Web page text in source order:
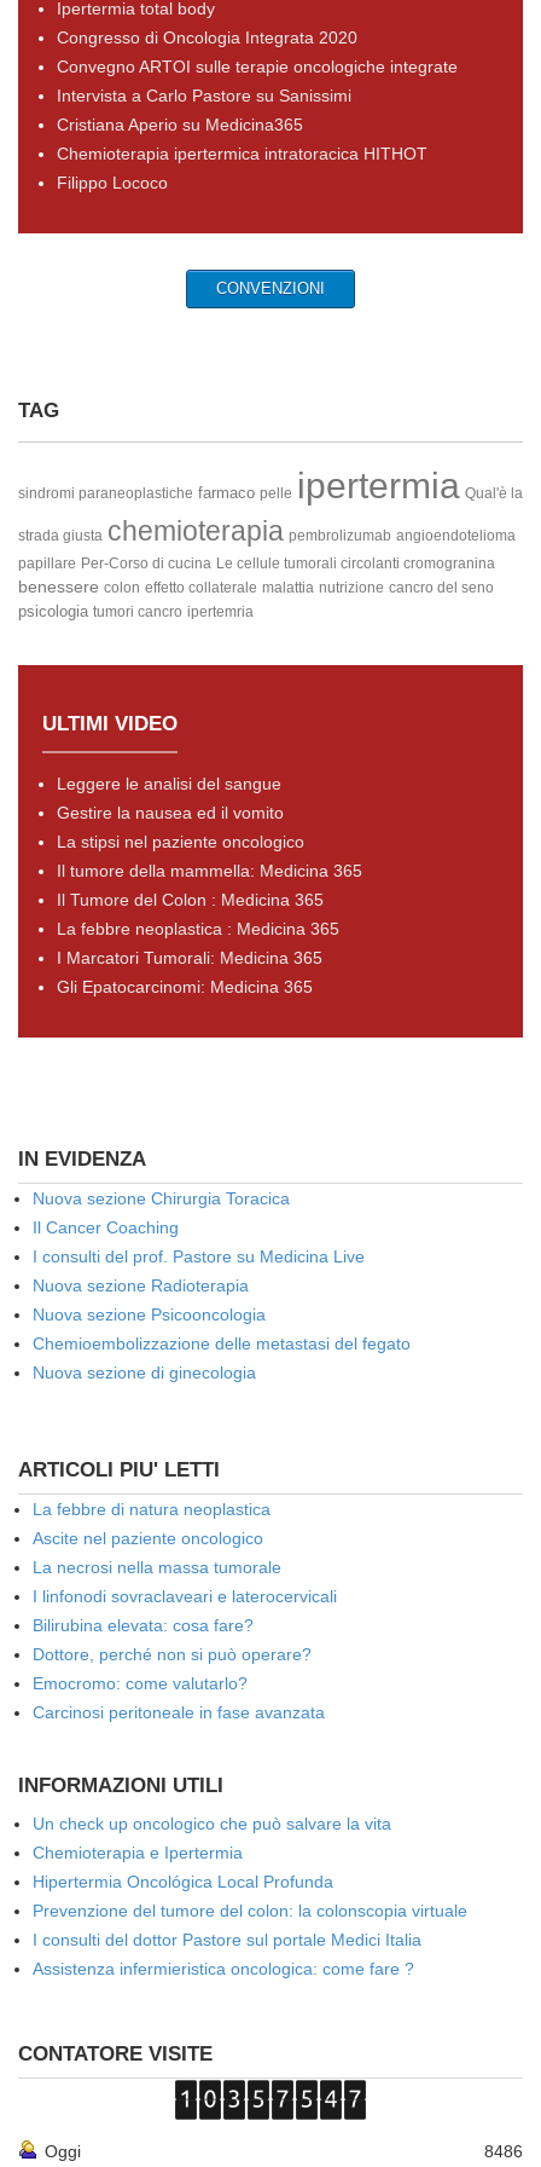
Ipertermia total body
Congresso di Oncologia Integrata 2020
Convegno ARTOI sulle terapie oncologiche integrate
Intervista a Carlo Pastore su Sanissimi
Cristiana Aperio su Medicina365
Chemioterapia ipertermica intratoracica HITHOT
Filippo Lococo
CONVENZIONI
TAG
sindromi paraneoplastiche farmaco pelle ipertermia Qual'è la
strada giusta chemioterapia pembrolizumab angioendotelioma
papillare Per-Corso di cucina Le cellule tumorali circolanti cromogranina
benessere colon effetto collaterale malattia nutrizione cancro del seno
psicologia tumori cancro ipertemria
ULTIMI VIDEO
Leggere le analisi del sangue
Gestire la nausea ed il vomito
La stipsi nel paziente oncologico
Il tumore della mammella: Medicina 365
Il Tumore del Colon : Medicina 365
La febbre neoplastica : Medicina 365
I Marcatori Tumorali: Medicina 365
Gli Epatocarcinomi: Medicina 365
IN EVIDENZA
Nuova sezione Chirurgia Toracica
Il Cancer Coaching
I consulti del prof. Pastore su Medicina Live
Nuova sezione Radioterapia
Nuova sezione Psicooncologia
Chemioembolizzazione delle metastasi del fegato
Nuova sezione di ginecologia
ARTICOLI PIU' LETTI
La febbre di natura neoplastica
Ascite nel paziente oncologico
La necrosi nella massa tumorale
I linfonodi sovraclaveari e laterocervicali
Bilirubina elevata: cosa fare?
Dottore, perché non si può operare?
Emocromo: come valutarlo?
Carcinosi peritoneale in fase avanzata
INFORMAZIONI UTILI
Un check up oncologico che può salvare la vita
Chemioterapia e Ipertermia
Hipertermia Oncológica Local Profunda
Prevenzione del tumore del colon: la colonscopia virtuale
I consulti del dottor Pastore sul portale Medici Italia
Assistenza infermieristica oncologica: come fare ?
CONTATORE VISITE
Oggi
8486